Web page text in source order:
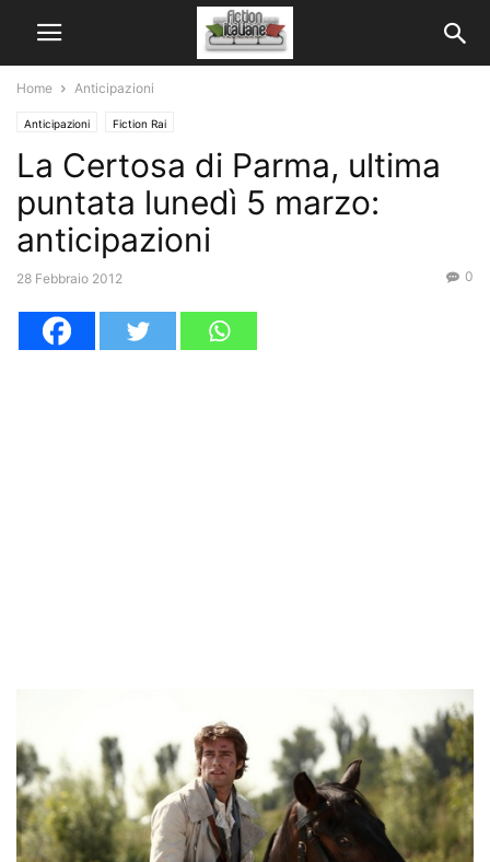
Home Anticipazioni
Anticipazioni Fiction Rai
La Certosa di Parma, ultima
puntata lunedì 5 marzo:
anticipazioni
28 Febbraio 2012 0